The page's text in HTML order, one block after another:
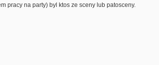
pracy na party) byl ktos ze sceny lub patosceny.